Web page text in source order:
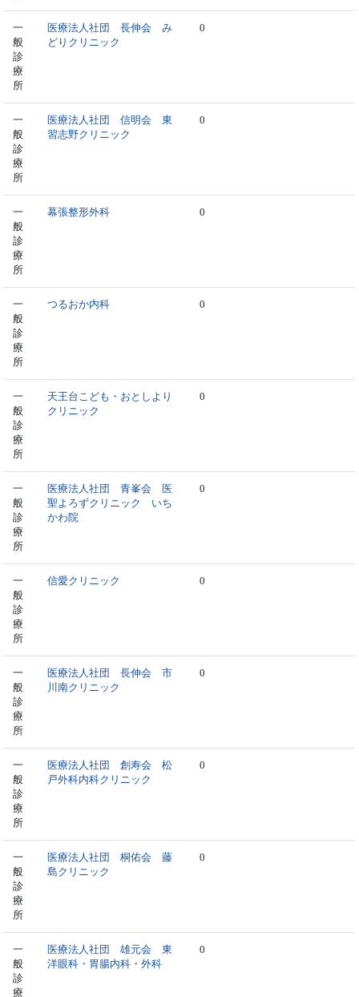
一
般
診
療
所
医療法人社団 長伸会 み
どりクリニック
0
一
般
診
療
所
医療法人社団 信明会 東
習志野クリニック
0
一
般
診
療
所
幕張整形外科 0
一
般
診
療
所
つるおか内科 0
一
般
診
療
所
天王台こども・おとしより
クリニック
0
一
般
診
療
所
医療法人社団 青峯会 医
聖よろずクリニック いち
かわ院
0
一
般
診
療
所
信愛クリニック 0
一
般
診
療
所
医療法人社団 長伸会 市
川南クリニック
0
一
般
診
療
所
医療法人社団 創寿会 松
戸外科内科クリニック
0
一
般
診
療
所
医療法人社団 桐佑会 藤
島クリニック
0
一
般
診
療
医療法人社団 雄元会 東
洋眼科・胃腸内科・外科
0